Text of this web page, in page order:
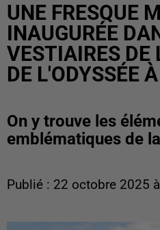
UNE FRESQUE
INAUGURÉE
VESTIAIRES DE
DE L'ODYSSÉE
On y trouve les
emblématiques de
Publié : 22 octobre 2025